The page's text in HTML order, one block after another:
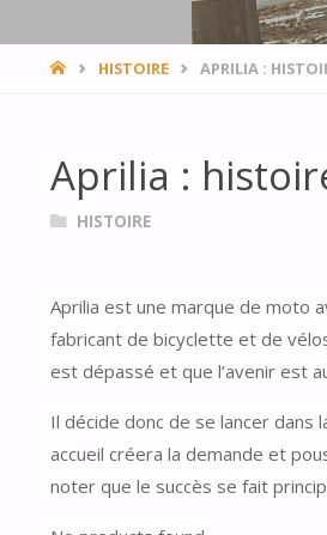
HOMEHISTOIRE APRILIA :
Aprilia :
HISTOIRE
Aprilia est une marque de moto
fabricant de bicyclette et de
est dépassé et que l’avenir est
Il décide donc de se lancer dans
accueil créera la demande et
noter que le succès se fait